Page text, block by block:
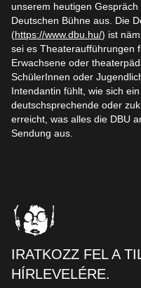
unserem heutigen
Deutschen Bühne aus. Die
(https://www.dbu.hu/) ist
sei es Theateraufführungen
Erwachsene oder
SchülerInnen oder
Intendantin fühlt, wie sich
deutschsprechende oder
erreicht, was alles die DBU
Sendung aus.
IRATKOZZ FEL A
HÍRLEVELÉRE.